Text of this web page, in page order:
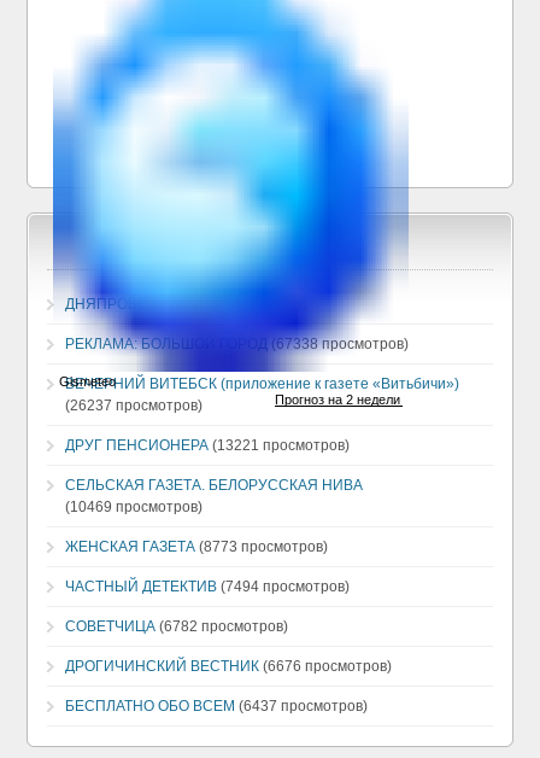
ДНЯПРОВЕЦ(130379 просмотров)
РЕКЛАМА: БОЛЬШОЙ ГОРОД (67338 просмотров)
ВЕЧЕРНИЙ ВИТЕБСК (приложение к газете «Витьбичи»)
(26237 просмотров)
ДРУГ ПЕНСИОНЕРА (13221 просмотров)
СЕЛЬСКАЯ ГАЗЕТА. БЕЛОРУССКАЯ НИВА
(10469 просмотров)
ЖЕНСКАЯ ГАЗЕТА (8773 просмотров)
ЧАСТНЫЙ ДЕТЕКТИВ (7494 просмотров)
СОВЕТЧИЦА (6782 просмотров)
ДРОГИЧИНСКИЙ ВЕСТНИК (6676 просмотров)
БЕСПЛАТНО ОБО ВСЕМ (6437 просмотров)